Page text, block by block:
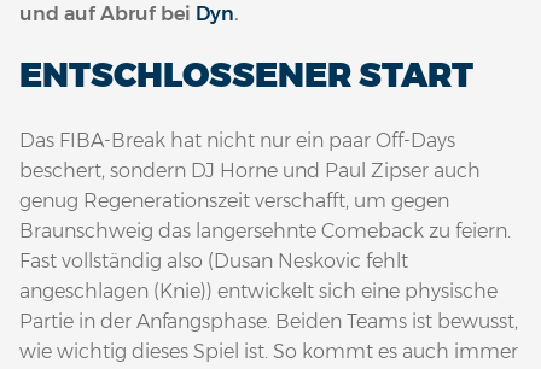
und auf Abruf bei Dyn.
ENTSCHLOSSENER START
Das FIBA-Break hat nicht nur ein paar Off-Days
beschert, sondern DJ Horne und Paul Zipser auch
genug Regenerationszeit verschafft, um gegen
Braunschweig das langersehnte Comeback zu feiern.
Fast vollständig also (Dusan Neskovic fehlt
angeschlagen (Knie)) entwickelt sich eine physische
Partie in der Anfangsphase. Beiden Teams ist bewusst,
wie wichtig dieses Spiel ist. So kommt es auch immer